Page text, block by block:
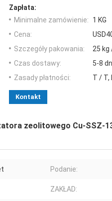
Zapłata:
Minimalne zamówienie:
1 KG
Cena:
Szczegóły pakowania:
25 kg
Czas dostawy:
5-8
Zasady płatności:
T / T,
Kontakt
zeolitowego Cu-SSZ-
Podanie:
ZAKŁAD: